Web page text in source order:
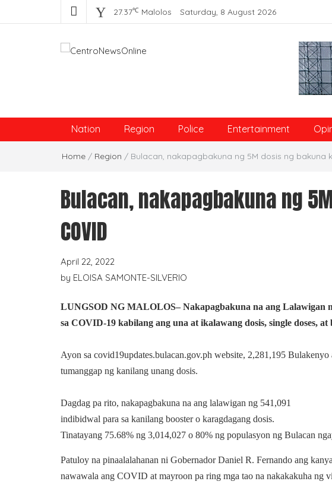
27.37℃ Malolos Saturday, 8 August 2026
Nation Region Police Entertainment
Home / Region / Bulacan, nakapagbakuna ng 5M dosis ng bakuna
Bulacan, nakapagbakuna ng
COVID
April 22, 2022
by ELOISA SAMONTE-SILVERIO
LUNGSOD NG MALOLOS– Nakapagbakuna na ang Lalawigan
sa COVID-19 kabilang ang una at ikalawang dosis, single doses, at
Ayon sa covid19updates.bulacan.gov.ph website, 2,281,195 Bulakenyo
tumanggap ng kanilang unang dosis.
Dagdag pa rito, nakapagbakuna na ang lalawigan ng 541,091
indibidwal para sa kanilang booster o karagdagang dosis.
Tinatayang 75.68% ng 3,014,027 o 80% ng populasyon ng Bulacan
Patuloy na pinaalalahanan ni Gobernador Daniel R. Fernando ang
nawawala ang COVID at mayroon pa ring mga tao na nakakakuha ng